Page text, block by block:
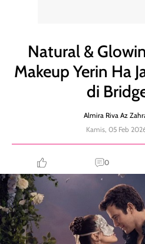
Natural &
Makeup Yerin Ha
di
Almira Riva Az
Kamis, 05 Feb
0